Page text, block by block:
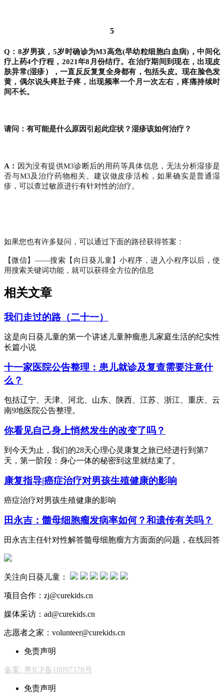
5
Q：8岁男孩，5岁时确诊为M3高危(早幼粒细胞白血病)，中间化
疗上药4个疗程，2021年8月份结疗。在治疗期间到现在，出现皮
肤异常(湿疹），一直反反复复全身都有，包括头皮。现在脸色发
黄，偶尔说头疼肚子疼，出现频率一个月一次左右，疼痛持续时
间不长。
请问：有可能是什么原因引起此症状？湿疹该如何治疗？
A： 因为没有提供M3诊断后的用药等具体信息，无法分析湿疹是
否与M3及治疗药物相关。建议做皮疹活检，如果确实是普通湿
疹，可以查过敏原进行有针对性的治疗。
如果您也有许多疑问，可以通过下面的路径获得答案：
【微信】——搜索【向日葵儿童】小程序，进入小程序以后，使
用搜索关键词功能，就可以获得全方位的信息
相关文章
我们走过的路（二十一）
这是向日葵儿童的第一个讲述儿童肿瘤患儿家庭生活的纪实性
长篇小说
十一家医院公告整理：患儿就诊及复查需要注意什
么？
包括辽宁、天津、河北、山东、陕西、江苏、浙江、重庆、云
南9地医院公告整理。
你看见自己身上悄然发生的改变了吗？
到今天为止，我们的28天心理心灵康复之旅已经进行到第7
天，第一阶段：身心一体的秘密到这里就结束了。
康复指导|癌症治疗对男孩生殖健康的影响
癌症治疗对男孩生殖健康的影响
田永吉：髓母细胞瘤发病率如何？和遗传有关吗？
田永吉主任针对性解答髓母细胞瘤方方面面的问题，在线回答
关注向日葵儿童：
项目合作：zj@curekids.cn
媒体采访：ad@curekids.cn
志愿者之家：volunteer@curekids.cn
免责声明
备案: 粤ICP备18097378号
免责声明